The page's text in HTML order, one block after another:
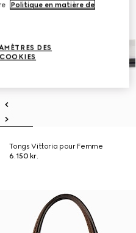
Tongs Vittoria pour Femme
6.150 kr.
Politique en matière de
DES
COOKIES